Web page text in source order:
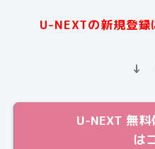
U-NEXTの新規登録
↓
U-NEXT 無
は